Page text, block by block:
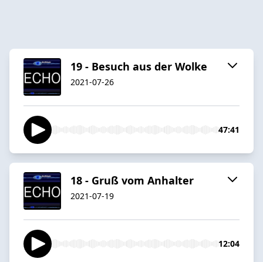
19 - Besuch aus der Wolke
2021-07-26
47:41
18 - Gruß vom Anhalter
2021-07-19
12:04